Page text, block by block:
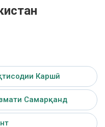
Каршӣ
Самарқанд